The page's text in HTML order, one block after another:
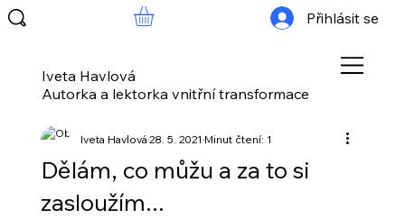
Iveta Havlová
Autorka a lektorka vnitřní transformace
Přihlásit se
Dělám, co můžu a za to si
zasloužím...
Iveta Havlová28. 5. 2021 Minut čtení: 1